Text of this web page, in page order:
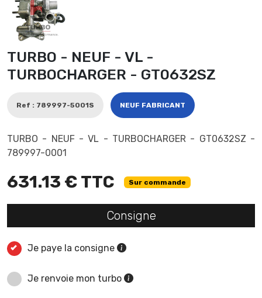
TURBO - NEUF - VL -
TURBOCHARGER - GT0632SZ
Ref : 789997-5001S NEUF FABRICANT
TURBO - NEUF - VL - TURBOCHARGER - GT0632SZ -
789997-0001
631.13 € TTC Sur commande
Consigne
Je paye la consigne
Je renvoie mon turbo